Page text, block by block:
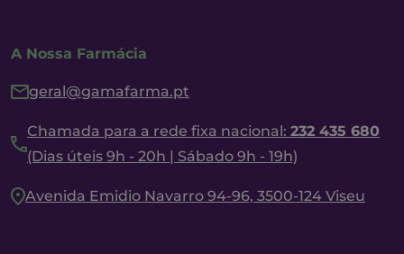
A Nossa Farmácia
geral@gamafarma.pt
Chamada para a rede fixa nacional: 232 435 680
(Dias úteis 9h - 20h | Sábado 9h - 19h)
Avenida Emidio Navarro 94-96, 3500-124 Viseu